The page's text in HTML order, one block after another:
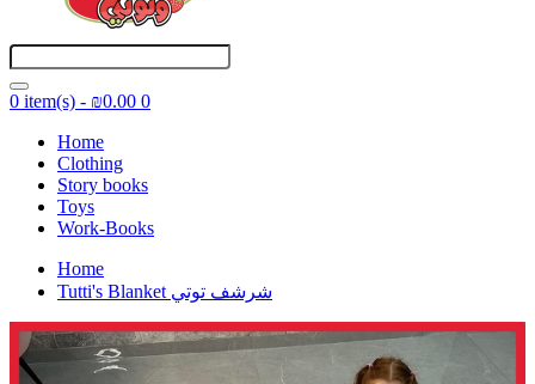
0 item(s) - ₪0.00 0
Home
Clothing
Story books
Toys
Work-Books
Home
Tutti's Blanket شرشف توتي